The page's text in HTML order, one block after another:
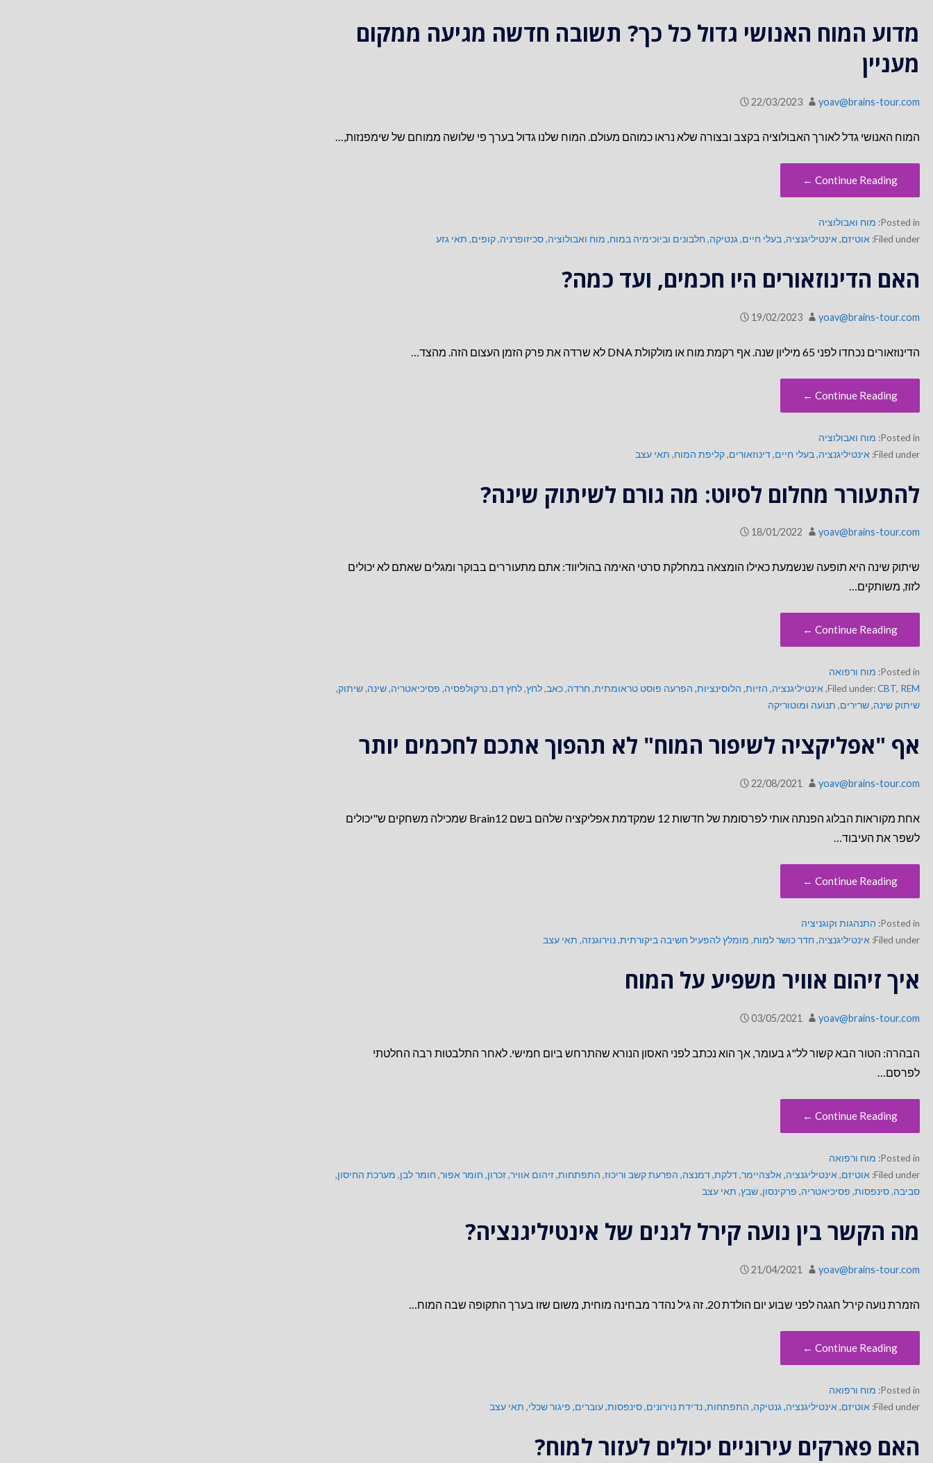
מדוע המוח האנושי גדול כל כך? תשובה חדשה מגיעה ממקום
מעניין
22/03/2023 yoav@brains-tour.com
המוח האנושי גדל לאורך האבולוציה בקצב ובצורה שלא נראו כמוהם מעולם. המוח שלנו גדול בערך פי שלושה ממוחם של שימפנזות,…
Continue Reading ←
Posted in: מוח ואבולוציה
Filed under: אוטיזם, אינטיליגנציה,בעלי חיים,גנטיקה, חלבונים וביוכימיה במוח, מוח ואבולוציה,סכיזופרניה,קופים, תאי גזע
האם הדינוזאורים היו חכמים, ועד כמה?
19/02/2023 yoav@brains-tour.com
הדינוזאורים נכחדו לפני 65 מיליון שנה. אף רקמת מוח או מולקולת DNA לא שרדה את פרק הזמן העצום הזה. מהצד…
Continue Reading ←
Posted in: מוח ואבולוציה
Filed under: אינטיליגנציה,בעלי חיים,דינוזאורים,קליפת המוח, תאי עצב
להתעורר מחלום לסיוט: מה גורם לשיתוק שינה?
18/01/2022 yoav@brains-tour.com
שיתוק שינה היא תופעה שנשמעת כאילו הומצאה במחלקת סרטי האימה בהוליווד: אתם מתעוררים בבוקר ומגלים שאתם לא יכולים
לזוז, משותקים…
Continue Reading ←
Posted in: מוח ורפואה
Filed under:CBT, REM
,אינטיליגנציה, הזיות, הלוסינציות, הפרעה פוסט טראומתית, חרדה,כאב,לחץ,לחץ דם,נרקולפסיה, פסיכיאטריה,שינה,שיתוק,
שיתוק שינה,שרירים, תנועה ומוטוריקה
אף "אפליקציה לשיפור המוח" לא תהפוך אתכם לחכמים יותר
22/08/2021 yoav@brains-tour.com
אחת מקוראות הבלוג הפנתה אותי לפרסומת של חדשות 12 שמקדמת אפליקציה שלהם בשם Brain12 שמכילה משחקים ש"יכולים
לשפר את העיבוד…
Continue Reading ←
Posted in: התנהגות וקוגניציה
Filed under: אינטיליגנציה, חדר כושר למוח, מומלץ להפעיל חשיבה ביקורתית,נוירוגנזה, תאי עצב
איך זיהום אוויר משפיע על המוח
03/05/2021 yoav@brains-tour.com
הבהרה: הטור הבא קשור לל"ג בעומר, אך הוא נכתב לפני האסון הנורא שהתרחש ביום חמישי. לאחר התלבטות רבה החלטתי
לפרסם…
Continue Reading ←
Posted in: מוח ורפואה
Filed under: אוטיזם, אינטיליגנציה, אלצהיימר,דלקת,דמנצה, הפרעת קשב וריכוז, התפתחות,זיהום אוויר,זכרון, חומר אפור, חומר לבן, מערכת החיסון,
סביבה,סינפסות, פסיכיאטריה, פרקינסון,שבץ, תאי עצב
מה הקשר בין נועה קירל לגנים של אינטיליגנציה?
21/04/2021 yoav@brains-tour.com
הזמרת נועה קירל חגגה לפני שבוע יום הולדת 20. זה גיל נהדר מבחינה מוחית, משום שזו בערך התקופה שבה המוח…
Continue Reading ←
Posted in: מוח ורפואה
Filed under: אוטיזם, אינטיליגנציה,גנטיקה, התפתחות,נדידת נוירונים,סינפסות,עוברים, פיגור שכלי, תאי עצב
האם פארקים עירוניים יכולים לעזור למוח?